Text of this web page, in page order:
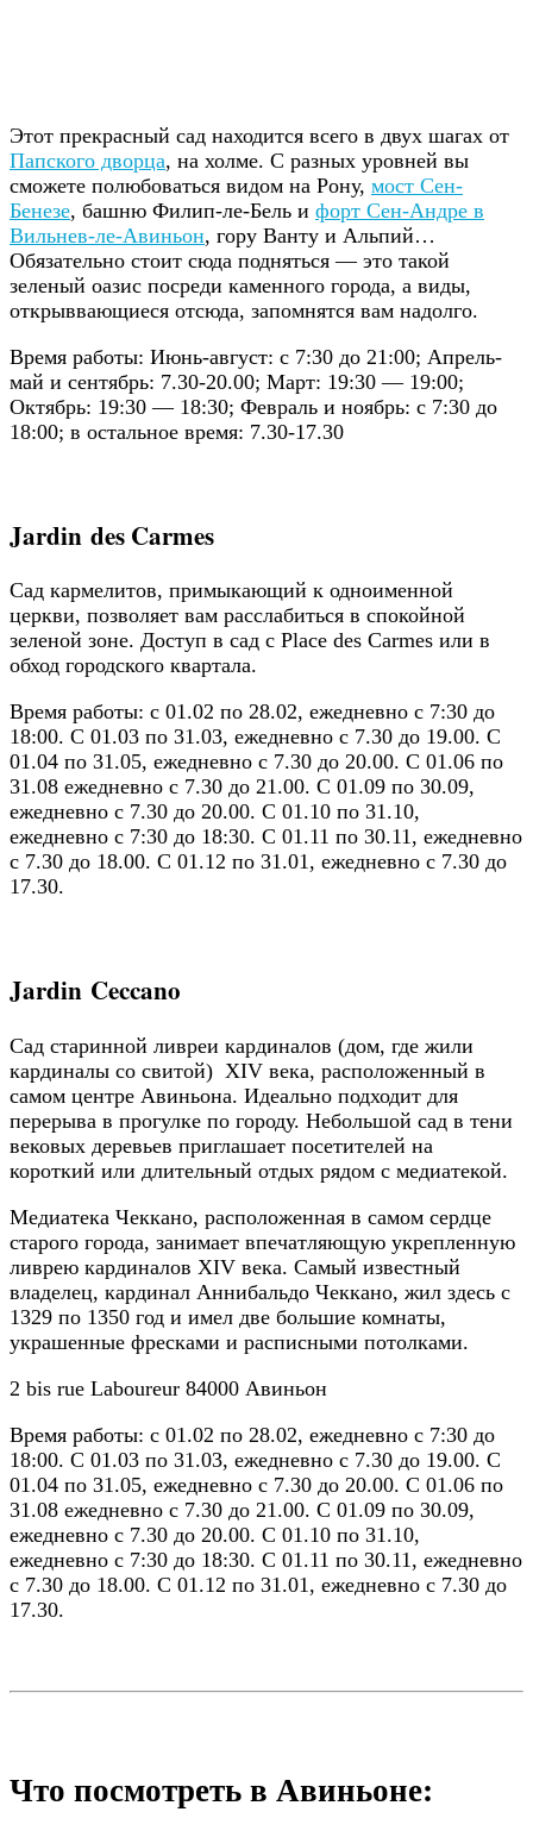
Этот прекрасный сад находится всего в двух шагах от
Папского дворца, на холме. С разных уровней вы
сможете полюбоваться видом на Рону, мост Сен-
Бенезе, башню Филип-ле-Бель и форт Сен-Андре в
Вильнев-ле-Авиньон, гору Ванту и Альпий…
Обязательно стоит сюда подняться — это такой
зеленый оазис посреди каменного города, а виды,
открыввающиеся отсюда, запомнятся вам надолго.
Время работы: Июнь-август: с 7:30 до 21:00; Апрель-
май и сентябрь: 7.30-20.00; Март: 19:30 — 19:00;
Октябрь: 19:30 — 18:30; Февраль и ноябрь: с 7:30 до
18:00; в остальное время: 7.30-17.30
Jardin des Carmes
Сад кармелитов, примыкающий к одноименной
церкви, позволяет вам расслабиться в спокойной
зеленой зоне. Доступ в сад с Place des Carmes или в
обход городского квартала.
Время работы: с 01.02 по 28.02, ежедневно с 7:30 до
18:00. С 01.03 по 31.03, ежедневно с 7.30 до 19.00. С
01.04 по 31.05, ежедневно с 7.30 до 20.00. С 01.06 по
31.08 ежедневно с 7.30 до 21.00. С 01.09 по 30.09,
ежедневно с 7.30 до 20.00. С 01.10 по 31.10,
ежедневно с 7:30 до 18:30. С 01.11 по 30.11, ежедневно
с 7.30 до 18.00. С 01.12 по 31.01, ежедневно с 7.30 до
17.30.
Jardin Ceccano
Сад старинной ливреи кардиналов (дом, где жили
кардиналы со свитой) XIV века, расположенный в
самом центре Авиньона. Идеально подходит для
перерыва в прогулке по городу. Небольшой сад в тени
вековых деревьев приглашает посетителей на
короткий или длительный отдых рядом с медиатекой.
Медиатека Чеккано, расположенная в самом сердце
старого города, занимает впечатляющую укрепленную
ливрею кардиналов XIV века. Самый известный
владелец, кардинал Аннибальдо Чеккано, жил здесь с
1329 по 1350 год и имел две большие комнаты,
украшенные фресками и расписными потолками.
2 bis rue Laboureur 84000 Авиньон
Время работы: с 01.02 по 28.02, ежедневно с 7:30 до
18:00. С 01.03 по 31.03, ежедневно с 7.30 до 19.00. С
01.04 по 31.05, ежедневно с 7.30 до 20.00. С 01.06 по
31.08 ежедневно с 7.30 до 21.00. С 01.09 по 30.09,
ежедневно с 7.30 до 20.00. С 01.10 по 31.10,
ежедневно с 7:30 до 18:30. С 01.11 по 30.11, ежедневно
с 7.30 до 18.00. С 01.12 по 31.01, ежедневно с 7.30 до
17.30.
Что посмотреть в Авиньоне: